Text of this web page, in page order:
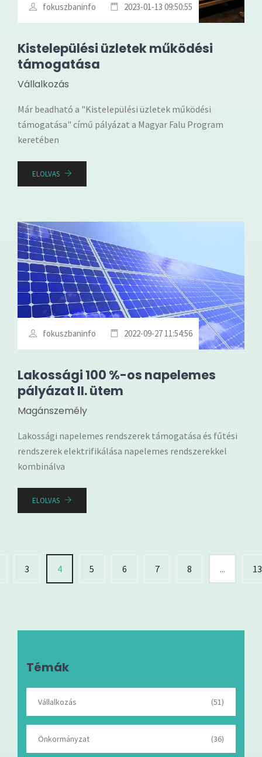
fokuszbaninfo 2023-01-13 09:50:55
Kistelepülési üzletek működési
támogatása
Vállalkozás
Már beadható a "Kistelepülési üzletek működési
támogatása" című pályázat a Magyar Falu Program
keretében
ELOLVAS
fokuszbaninfo 2022-09-27 11:54:56
Lakossági 100 %-os napelemes
pályázat II. ütem
Magánszemély
Lakossági napelemes rendszerek támogatása és fűtési
rendszerek elektrifikálása napelemes rendszerekkel
kombinálva
ELOLVAS
3 4 5 6 7 8 ... 13
Témák
Vállalkozás (51)
Önkormányzat (36)